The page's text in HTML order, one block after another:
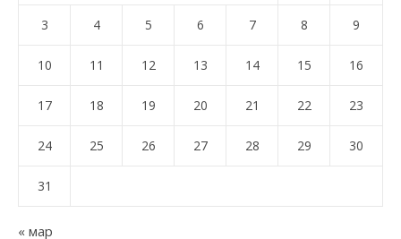
3 4 5 6 7 8 9
10 11 12 13 14 15 16
17 18 19 20 21 22 23
24 25 26 27 28 29 30
31
« мар